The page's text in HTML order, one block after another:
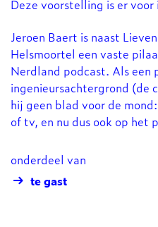
Deze voorstelling is er
Jeroen Baert is naast
Helsmoortel een vaste
Nerdland podcast. Als een
ingenieursachtergrond (de
hij geen blad voor de
of tv, en nu dus ook op het
onderdeel van
te gast